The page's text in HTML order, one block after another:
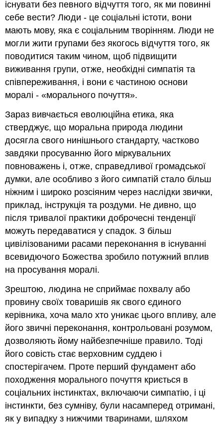
існувати без певного відчуття того, як ми повинні
себе вести? Люди - це соціальні істоти, вони
мають мову, яка є соціальним творінням. Люди не
могли жити групами без якогось відчуття того, як
поводитися таким чином, щоб підвищити
виживання групи, отже, необхідні симпатія та
співпереживання, і вони є частиною основи
моралі - «морального почуття».
Зараз вивчається еволюційна етика, яка
стверджує, що моральна природа людини
досягла свого нинішнього стандарту, частково
завдяки просуванню його міркувальних
повноважень і, отже, справедливої громадської
думки, але особливо з його симпатій стало більш
ніжним і широко розсіяним через наслідки звички,
приклад, інструкція та роздуми. Не дивно, що
після тривалої практики доброчесні тенденції
можуть передаватися у спадок. З більш
цивілізованими расами переконання в існуванні
всевидючого Божества зробило потужний вплив
на просування моралі.
Зрештою, людина не сприймає похвалу або
провину своїх товаришів як свого єдиного
керівника, хоча мало хто уникає цього впливу, але
його звичні переконання, контрольовані розумом,
дозволяють йому найбезпечніше правило. Тоді
його совість стає верховним суддею і
спостерігачем. Проте перший фундамент або
походження морального почуття криється в
соціальних інстинктах, включаючи симпатію, і ці
інстинкти, без сумніву, були насамперед отримані,
як у випадку з нижчими тваринами, шляхом